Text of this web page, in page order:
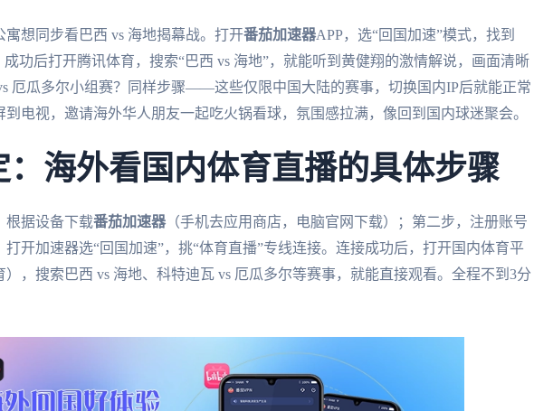
寓想同步看巴西 vs 海地揭幕战。打开番茄加速器APP，选“回国加速”模式，找到
成功后打开腾讯体育，搜索“巴西 vs 海地”，就能听到黄健翔的激情解说，画面清晰
厄瓜多尔小组赛？同样步骤——这些仅限中国大陆的赛事，切换国内IP后就能正常
电视，邀请海外华人朋友一起吃火锅看球，氛围感拉满，像回到国内球迷聚会。
：海外看国内体育直播的具体步骤
根据设备下载番茄加速器（手机去应用商店，电脑官网下载）；第二步，注册账号
开加速器选“回国加速”，挑“体育直播”专线连接。连接成功后，打开国内体育平
，搜索巴西 vs 海地、科特迪瓦 vs 厄瓜多尔等赛事，就能直接观看。全程不到3分